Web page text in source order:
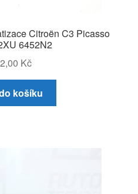
Citroën C3 Picasso
6452N2
Kč
košíku